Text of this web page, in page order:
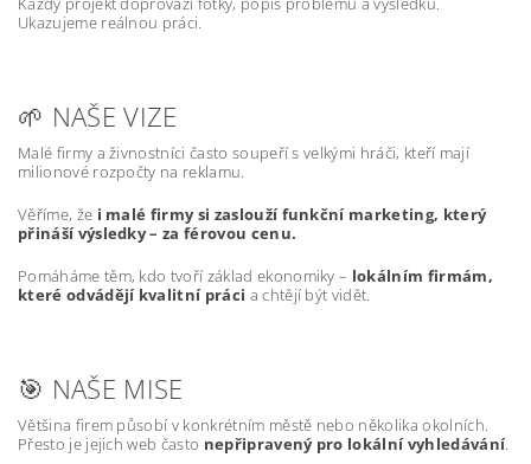
Ukazujeme reálnou práci.
🌱 NAŠE VIZE
Malé firmy a živnostníci často soupeří s velkými hráči, kteří mají
milionové rozpočty na reklamu.
Věříme, že i malé firmy si zaslouží funkční marketing, který
přináší výsledky – za férovou cenu.
Pomáháme těm, kdo tvoří základ ekonomiky – lokálním firmám,
které odvádějí kvalitní práci a chtějí být vidět.
🎯 NAŠE MISE
Většina firem působí v konkrétním městě nebo několika okolních.
Přesto je jejich web často nepřipravený pro lokální vyhledávání.